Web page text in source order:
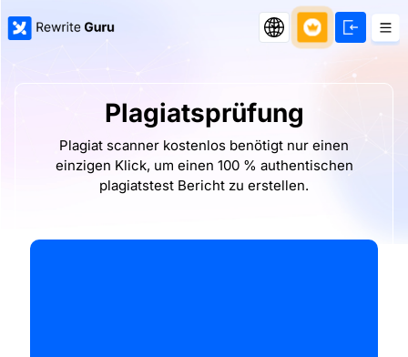
Plagiatsprüfung
Plagiat scanner kostenlos benötigt nur einen
einzigen Klick, um einen 100 % authentischen
plagiatstest Bericht zu erstellen.